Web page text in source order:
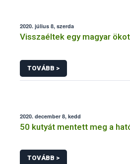
2020. július 8, szerda
Visszaéltek egy magyar
TOVÁBB >
2020. december 8, kedd
50 kutyát mentett meg a
TOVÁBB >